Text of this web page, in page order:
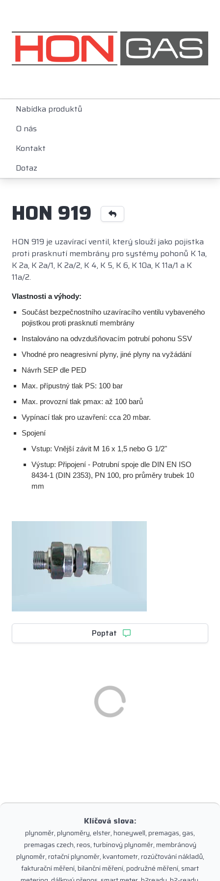
Nabídka produktů
O nás
Kontakt
Dotaz
HON 919
HON 919 je uzavírací ventil, který slouží jako pojistka
proti prasknutí membrány pro systémy pohonů K 1a,
K 2a, K 2a/1, K 2a/2, K 4, K 5, K 6, K 10a, K 11a/1 a K
11a/2.
Vlastnosti a výhody:
Součást bezpečnostního uzavíracího ventilu vybaveného
pojistkou proti prasknutí membrány
Instalováno na odvzdušňovacím potrubí pohonu SSV
Vhodné pro neagresivní plyny, jiné plyny na vyžádání
Návrh SEP dle PED
Max. přípustný tlak PS: 100 bar
Max. provozní tlak pmax: až 100 barů
Vypínací tlak pro uzavření: cca 20 mbar.
Spojení
Vstup: Vnější závit M 16 x 1,5 nebo G 1/2"
Výstup: Připojení - Potrubní spoje dle DIN EN ISO
8434-1 (DIN 2353), PN 100, pro průměry trubek 10
mm
Poptat
Klíčová slova:
plynoměr, plynoměry, elster, honeywell, premagas, gas,
premagas czech, reos, turbínový plynoměr, membránový
plynoměr, rotační plynoměr, kvantometr, rozúčtování nákladů,
fakturační měření, bilanční měření, podružné měření, smart